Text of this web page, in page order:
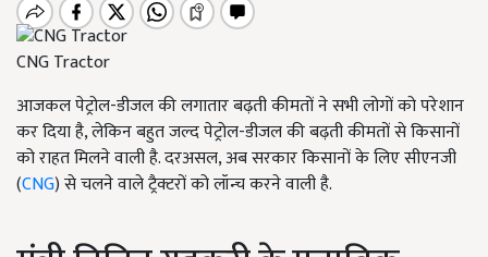
CNG Tractor
आजकल पेट्रोल-डीजल की लगातार बढ़ती कीमतों ने सभी लोगों को परेशान
कर दिया है, लेकिन बहुत जल्द पेट्रोल-डीजल की बढ़ती कीमतों से किसानों
को राहत मिलने वाली है. दरअसल, अब सरकार किसानों के लिए सीएनजी
(CNG) से चलने वाले ट्रैक्टरों को लॉन्च करने वाली है.